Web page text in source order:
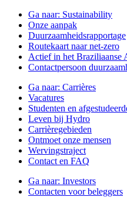
Ga naar: Sustainability
Onze aanpak
Duurzaamheidsrapportage
Routekaart naar net-zero
Actief in het Braziliaanse
Contactpersoon
Ga naar: Carrières
Vacatures
Studenten en
Leven bij Hydro
Carrièregebieden
Ontmoet onze mensen
Wervingstraject
Contact en FAQ
Ga naar: Investors
Contacten voor beleggers